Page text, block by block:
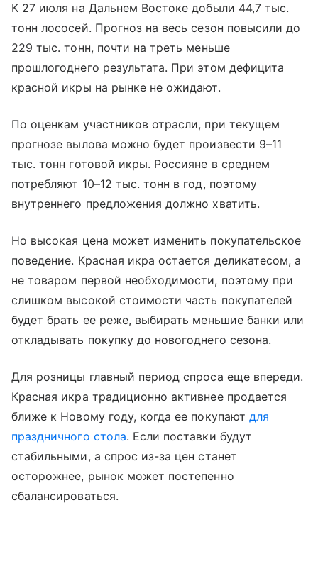
К 27 июля на Дальнем Востоке добыли 44,7 тыс.
тонн лососей. Прогноз на весь сезон повысили до
229 тыс. тонн, почти на треть меньше
прошлогоднего результата. При этом дефицита
красной икры на рынке не ожидают.
По оценкам участников отрасли, при текущем
прогнозе вылова можно будет произвести 9–11
тыс. тонн готовой икры. Россияне в среднем
потребляют 10–12 тыс. тонн в год, поэтому
внутреннего предложения должно хватить.
Но высокая цена может изменить покупательское
поведение. Красная икра остается деликатесом, а
не товаром первой необходимости, поэтому при
слишком высокой стоимости часть покупателей
будет брать ее реже, выбирать меньшие банки или
откладывать покупку до новогоднего сезона.
Для розницы главный период спроса еще впереди.
Красная икра традиционно активнее продается
ближе к Новому году, когда ее покупают для
праздничного стола. Если поставки будут
стабильными, а спрос из-за цен станет
осторожнее, рынок может постепенно
сбалансироваться.